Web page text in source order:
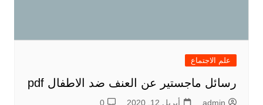
علم الاجتماع
رسائل ماجستير عن العنف ضد الاطفال pdf
admin أبريل 12, 2020 0